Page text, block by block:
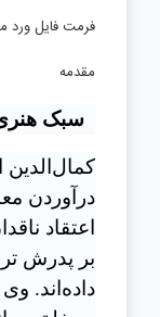
فرمت فایل ورد
مقدمه
سبک
درآوردن
اعتقاد
بر پدرش
داده‌اند.